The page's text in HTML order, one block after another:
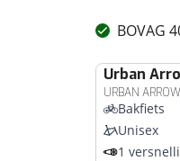
BOVAG
Urban
URBAN
Bakfiets
Unisex
1